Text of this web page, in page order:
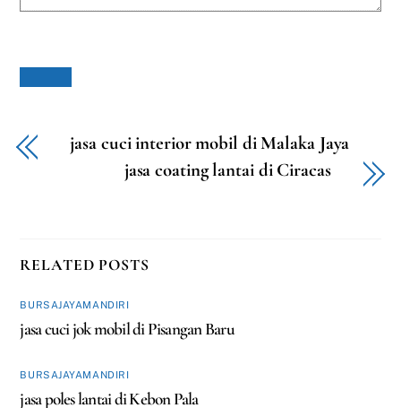
jasa cuci interior mobil di Malaka Jaya
jasa coating lantai di Ciracas
RELATED POSTS
BURSAJAYAMANDIRI
jasa cuci jok mobil di Pisangan Baru
BURSAJAYAMANDIRI
jasa poles lantai di Kebon Pala